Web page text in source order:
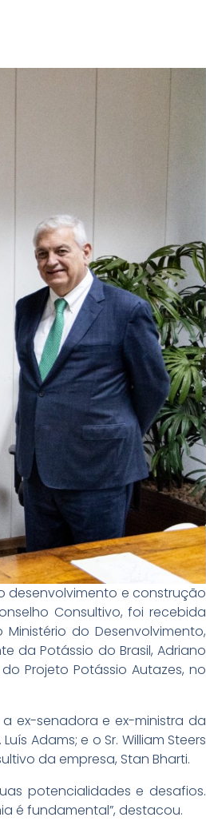
desenvolvimento e construção
Consultivo, foi recebida
do Desenvolvimento,
da Potássio do Brasil, Adriano
Projeto Potássio Autazes, no
ex-senadora e ex-ministra da
Adams; e o Sr. William Steers
da empresa, Stan Bharti.
potencialidades e desafios.
é fundamental”, destacou.